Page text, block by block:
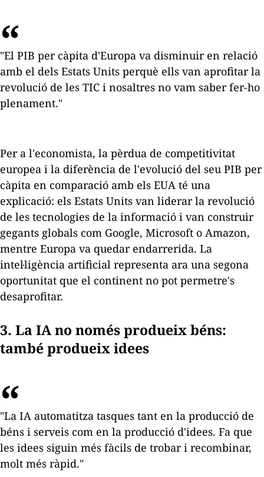
"El PIB per càpita d'Europa va disminuir en relació
amb el dels Estats Units perquè ells van aprofitar la
revolució de les TIC i nosaltres no vam saber fer-ho
plenament."
Per a l'economista, la pèrdua de competitivitat
europea i la diferència de l'evolució del seu PIB per
càpita en comparació amb els EUA té una
explicació: els Estats Units van liderar la revolució
de les tecnologies de la informació i van construir
gegants globals com Google, Microsoft o Amazon,
mentre Europa va quedar endarrerida. La
intel·ligència artificial representa ara una segona
oportunitat que el continent no pot permetre's
desaprofitar.
3. La IA no només produeix béns:
també produeix idees
"La IA automatitza tasques tant en la producció de
béns i serveis com en la producció d'idees. Fa que
les idees siguin més fàcils de trobar i recombinar,
molt més ràpid."